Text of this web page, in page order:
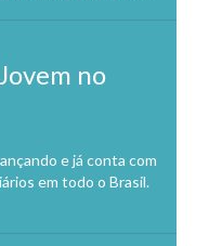
no
e já conta com
em todo o Brasil.